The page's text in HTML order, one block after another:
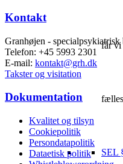
får vi
SEL
Kontakt
Granhøjen - specialpsykiatrisk
Telefon: +45 5993 2301
E-mail: kontakt@grh.dk
Takster og visitation
Dokumentation
Kvalitet og tilsyn
Cookiepolitik
Persondatapolitik
Dataetisk politik